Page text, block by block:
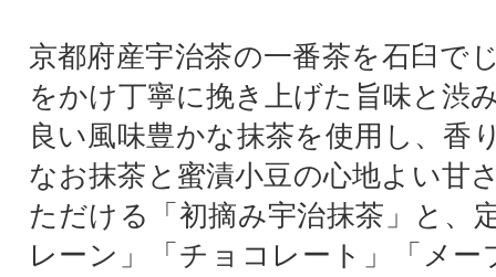
京都府産宇治茶の一番茶を石臼で
をかけ丁寧に挽き上げた旨味と渋
良い風味豊かな抹茶を使用し、香
なお抹茶と蜜漬小豆の心地よい甘
ただける「初摘み宇治抹茶」と、
レーン」「チョコレート」「メー